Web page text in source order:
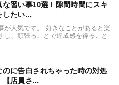
な習い事10選！隙間時間にスキ
したい...
が人気です。 好きなことがあると楽
し、頑張ることで達成感を得ること
のに告白されちゃった時の対処
【店員さ...